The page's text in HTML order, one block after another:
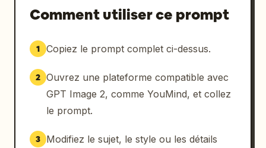
Comment utiliser ce prompt
1 Copiez le prompt complet ci-dessus.
2 Ouvrez une plateforme compatible avec
GPT Image 2, comme YouMind, et collez
le prompt.
3
Modifiez le sujet, le style ou les détails